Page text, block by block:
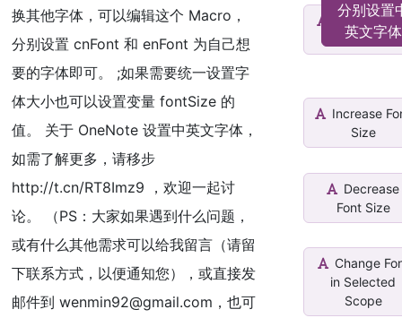
换其他字体，可以编辑这个 Macro，
分别设置 cnFont 和 enFont 为自己想
要的字体即可。 ;如果需要统一设置字
体大小也可以设置变量 fontSize 的
值。 关于 OneNote 设置中英文字体，
如需了解更多，请移步
http://t.cn/RT8Imz9 ，欢迎一起讨
论。 （PS：大家如果遇到什么问题，
或有什么其他需求可以给我留言（请留
下联系方式，以便通知您），或直接发
邮件到 wenmin92@gmail.com，也可
分别设置
英文字体
All Page
Arial Size 14
Increase
Size
Decrease
Font Size
Change
in Selected
Scope